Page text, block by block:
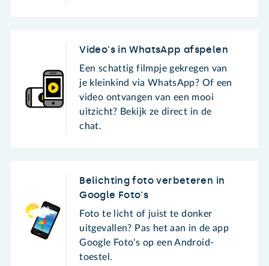
Video's in WhatsApp afspelen
Een schattig filmpje gekregen van
je kleinkind via WhatsApp? Of een
video ontvangen van een mooi
uitzicht? Bekijk ze direct in de
chat.
Belichting foto verbeteren in
Google Foto's
Foto te licht of juist te donker
uitgevallen? Pas het aan in de app
Google Foto's op een Android-
toestel.